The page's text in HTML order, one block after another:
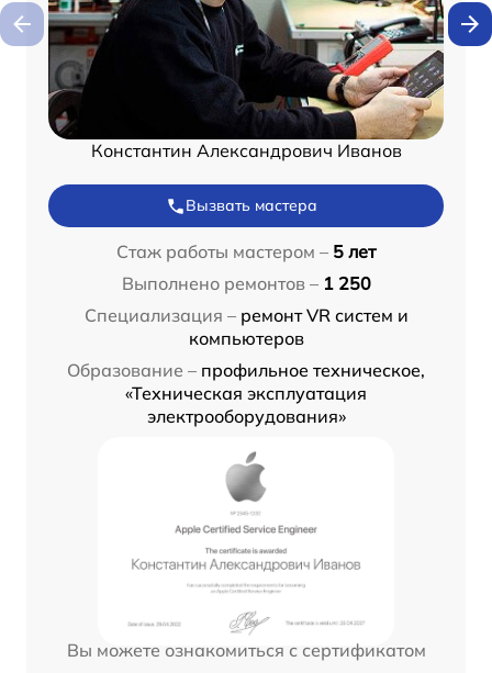
Константин Александрович Иванов
Вызвать мастера
Стаж работы мастером – 5 лет
Выполнено ремонтов – 1 250
Специализация – ремонт VR систем и
компьютеров
Образование – профильное техническое,
«Техническая эксплуатация
электрооборудования»
Вы можете ознакомиться с сертификатом